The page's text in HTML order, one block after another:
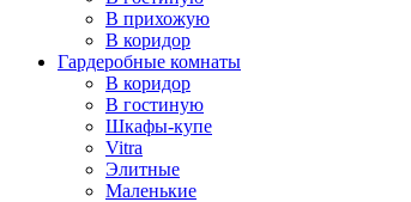
В прихожую
В коридор
Гардеробные комнаты
В коридор
В гостиную
Шкафы-купе
Vitra
Элитные
Маленькие